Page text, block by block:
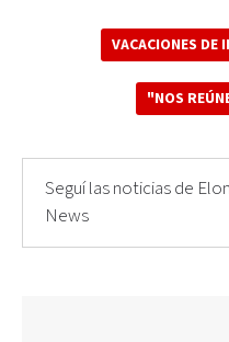
VACACIONES DE
"NOS
Seguí las noticias de
News